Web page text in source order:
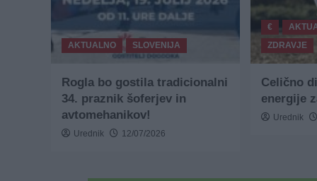
AKTUALNO SLOVENIJA
Rogla bo gostila tradicionalni
34. praznik šoferjev in
avtomehanikov!
Urednik 12/07/2026
€
ZDRAVJE
Celično
energije
Urednik